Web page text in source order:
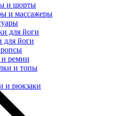
и шорты
и массажеры
для йоги
для йоги
ремни
и топы
и рюкзаки